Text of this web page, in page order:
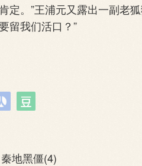
。”王浦元又露出一副老
留我们活口？”

地黑僵(4)